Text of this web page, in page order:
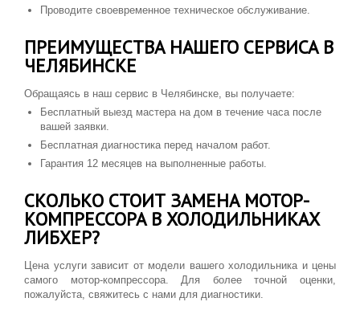
Проводите своевременное техническое обслуживание.
ПРЕИМУЩЕСТВА НАШЕГО СЕРВИСА В
ЧЕЛЯБИНСКЕ
Обращаясь в наш сервис в Челябинске, вы получаете:
Бесплатный выезд мастера на дом в течение часа после
вашей заявки.
Бесплатная диагностика перед началом работ.
Гарантия 12 месяцев на выполненные работы.
СКОЛЬКО СТОИТ ЗАМЕНА МОТОР-
КОМПРЕССОРА В ХОЛОДИЛЬНИКАХ
ЛИБХЕР?
Цена услуги зависит от модели вашего холодильника и цены
самого мотор-компрессора. Для более точной оценки,
пожалуйста, свяжитесь с нами для диагностики.